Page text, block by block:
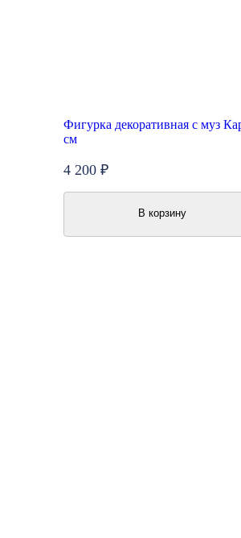
Фигурка декоративная с муз
см
4 200 ₽
В корзину